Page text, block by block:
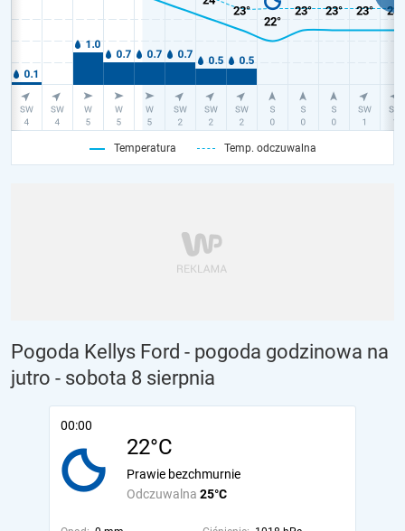
Temperatura Temp. odczuwalna
Pogoda Kellys Ford - pogoda godzinowa na
jutro - sobota 8 sierpnia
00:00
22°C
Odczuwalna 25°C
Prawie bezchmurnie